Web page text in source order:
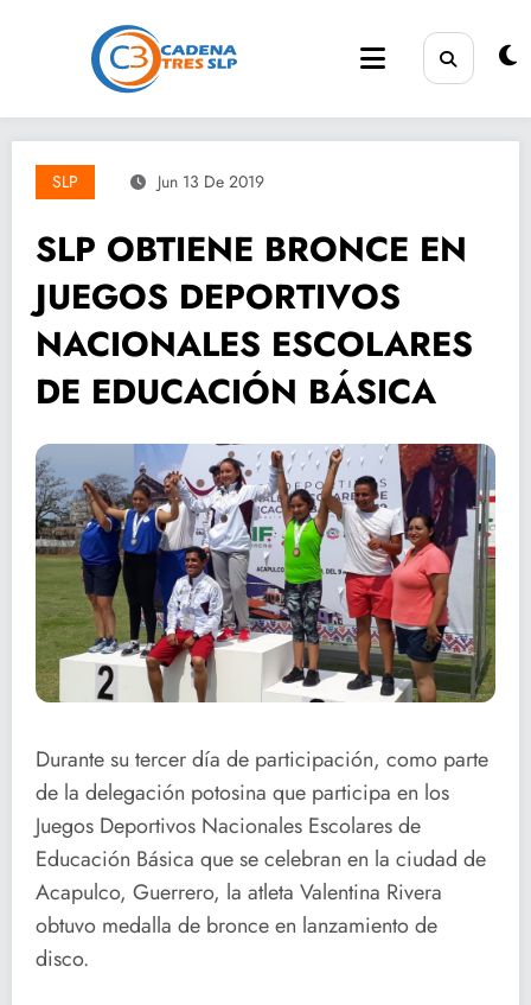
SLP Jun 13 De 2019
SLP OBTIENE BRONCE EN
JUEGOS DEPORTIVOS
NACIONALES ESCOLARES
DE EDUCACIÓN BÁSICA
Durante su tercer día de participación, como parte
de la delegación potosina que participa en los
Juegos Deportivos Nacionales Escolares de
Educación Básica que se celebran en la ciudad de
Acapulco, Guerrero, la atleta Valentina Rivera
obtuvo medalla de bronce en lanzamiento de
disco.